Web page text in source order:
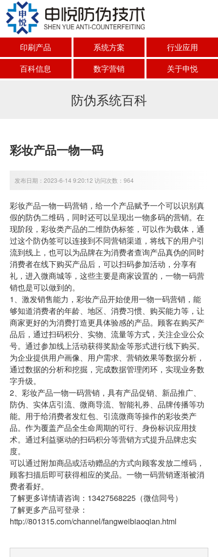
印刷产品 系统方案
行业应用
百科信息
数字营销 关于申悦
防伪系统百科
彩妆产品一物一码
发布日期：2023-6-14 9:20:12 访问次数：964
彩妆产品一物一码营销，给一个产品赋予一个可以识别真
假的防伪二维码，同时还可以呈现出一物多码的营销。在
现阶段，彩妆类产品的二维防伪标签，可以作为载体，通
过这个防伪签可以连接到不同营销渠道，将线下的用户引
流到线上，也可以为品牌在为消费者查询产品真伪的同时
消费者在线下购买产品后，可以扫码参加活动，分享有
礼，进入微商城等，这些主要是商家设置的，一物一码营
销也是可以做到的。
1、激发销售能力，彩妆产品开始使用一物一码营销，能
够知道消费者的年龄、地区、消费习惯、购买能力等，让
商家更好的为消费打造更具体验感的产品。顾客在购买产
品后，通过扫码积分、实物、流量等方式，关注企业公众
号。通过参加线上活动获得奖励金等形式进行线下购买。
为企业提供用户画像、用户需求、营销效果等数据分析，
通过数据的分析和挖掘，完成数据管理闭环，实现业务数
字升级。
2、彩妆产品一物一码营销，具有产品促销、新品推广、
防伪、实体店引流、微商导流、智能礼券、品牌传播等功
能。用于给消费者发红包、引流微商等操作的彩妆类产
品。作为覆盖产品全生命周期的可行、身份标识应用技
术。通过利益驱动的扫码积分等营销方式提升品牌忠实
度。
可以通过附加商品或活动赠品的方式向顾客发放二维码，
顾客扫描后即可获得相应的奖品。一物一码营销逐渐被消
费者看好。
了解更多详情请咨询：13427568225（微信同号）
了解更多产品可登录：
http://801315.com/channel/fangweibiaoqian.html